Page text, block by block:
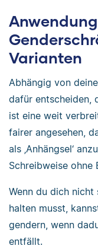
Varianten
Abhängig von
dafür entscheiden,
ist eine weit
fairer angesehen,
als ‚Anhängsel‘
Schreibweise ohne
Wenn du dich nicht
halten musst,
gendern, wenn
entfällt.